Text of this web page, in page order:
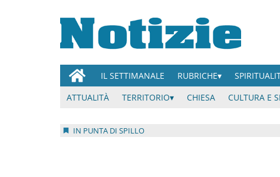
IL SETTIMANALE RUBRICHE
ATTUALITÀ
TERRITORIO CHIESA CULTURA E
IN PUNTA DI SPILLO